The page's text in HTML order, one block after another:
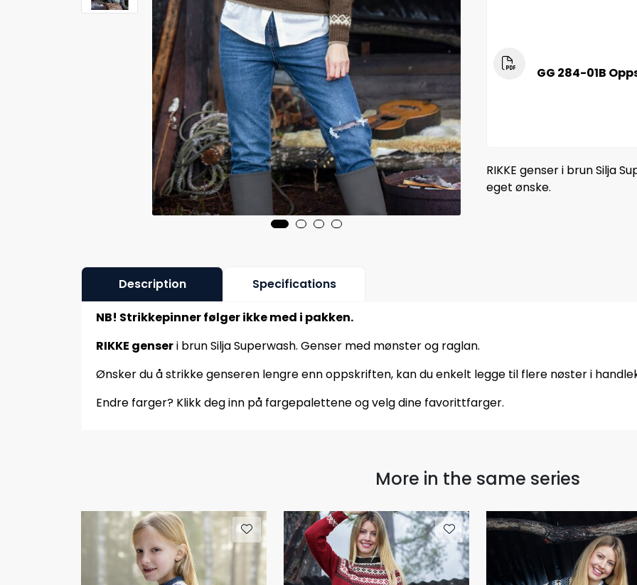
GG 284-01B
RIKKE genser i brun Silja
eget ønske.
Description Specifications
NB! Strikkepinner følger ikke med i pakken.
RIKKE genseri brun Silja Superwash. Genser med mønster og raglan.
Ønsker du å strikke genseren lengre enn oppskriften, kan du enkelt legge til flere nøster i
Endre farger? Klikk deg inn på fargepalettene og velg dine favorittfarger.
More in the same series